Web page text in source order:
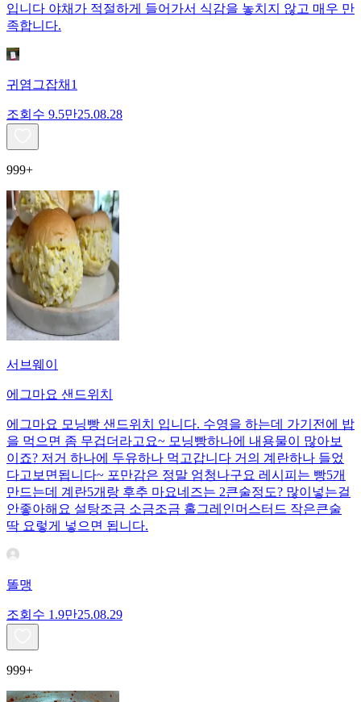
입니다 야채가 적절하게 들어가서 식감을 놓치지 않고 매우 만
족합니다.
귀염그잡채1
조회수 9.5만25.08.28
999+
서브웨이
에그마요 샌드위치
에그마요 모닝빵 샌드위치 입니다. 수영을 하는데 가기전에 밥
을 먹으면 좀 무겁더라고요~ 모닝빵하나에 내용물이 많아보
이죠? 저거 하나에 두유하나 먹고갑니다 거의 계란하나 들었
다고보면됩니다~ 포만감은 정말 엄청나구요 레시피는 빵5개
만드는데 계란5개랑 후추 마요네즈는 2큰술정도? 많이넣는걸
안좋아해요 설탕조금 소금조금 홀그레인머스터드 작은큰술
딱 요렇게 넣으면 됩니다.
똘맹
조회수 1.9만25.08.29
999+